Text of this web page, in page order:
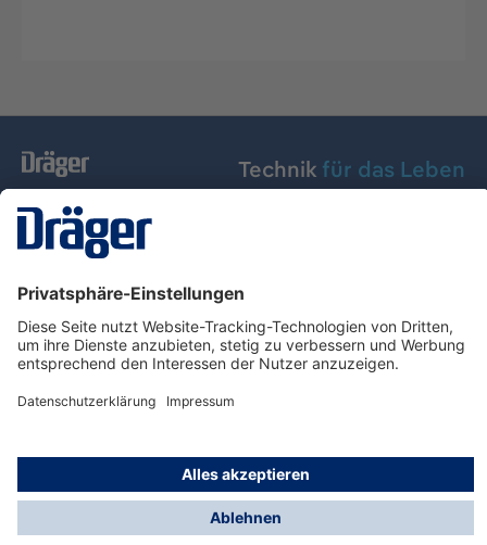
Technik für das Leben
Dräger Austria GmbH
Über Dräger
Informationen
© Dräger Austria GmbH, 2024
* Alle Preise exkl. gesetzl. Mehrwertsteuer zzgl.
Versandkosten und ggf. Nachnahmegebühren, wenn